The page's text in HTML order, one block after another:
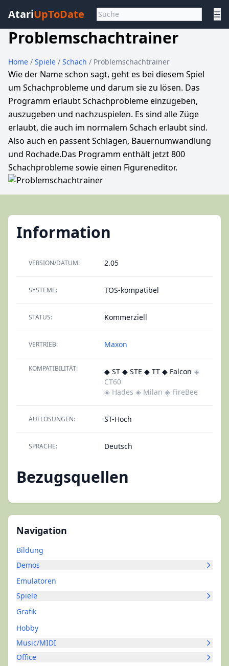
AtariUpToDate ☰
Problemschachtrainer
Home / Spiele / Schach / Problemschachtrainer
Wie der Name schon sagt, geht es bei diesem Spiel
um Schachprobleme und darum sie zu lösen. Das
Programm erlaubt Schachprobleme einzugeben,
auszugeben und nachzuspielen. Es sind alle Züge
erlaubt, die auch im normalem Schach erlaubt sind.
Also auch en passent Schlagen, Bauernumwandlung
und Rochade.Das Programm enthält jetzt 800
Schachprobleme sowie einen Figureneditor.
Navigation
Bildung
Demos
Emulatoren
Spiele
Grafik
Hobby
Music/MIDI
Office
Information
VERSION/DATUM: 2.05
SYSTEME: TOS-kompatibel
STATUS: Kommerziell
VERTRIEB: Maxon
KOMPATIBILITÄT: ◆ ST ◆ STE ◆ TT ◆ Falcon ◈
CT60
◈ Hades ◈ Milan ◈ FireBee
AUFLÖSUNGEN: ST-Hoch
SPRACHE: Deutsch
Bezugsquellen